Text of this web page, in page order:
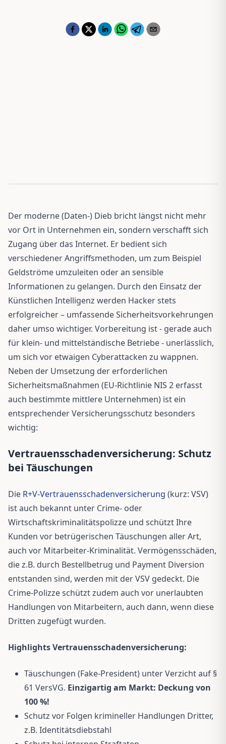
Der moderne (Daten-) Dieb bricht längst nicht mehr
vor Ort in Unternehmen ein, sondern verschafft sich
Zugang über das Internet. Er bedient sich
verschiedener Angriffsmethoden, um zum Beispiel
Geldströme umzuleiten oder an sensible
Informationen zu gelangen. Durch den Einsatz der
Künstlichen Intelligenz werden Hacker stets
erfolgreicher – umfassende Sicherheitsvorkehrungen
daher umso wichtiger. Vorbereitung ist - gerade auch
für klein- und mittelständische Betriebe - unerlässlich,
um sich vor etwaigen Cyberattacken zu wappnen.
Neben der Umsetzung der erforderlichen
Sicherheitsmaßnahmen (EU-Richtlinie NIS 2 erfasst
auch bestimmte mittlere Unternehmen) ist ein
entsprechender Versicherungsschutz besonders
wichtig:
Vertrauensschadenversicherung: Schutz
bei Täuschungen
Die R+V-Vertrauensschadenversicherung (kurz: VSV)
ist auch bekannt unter Crime- oder
Wirtschaftskriminalitätspolizze und schützt Ihre
Kunden vor betrügerischen Täuschungen aller Art,
auch vor Mitarbeiter-Kriminalität. Vermögensschäden,
die z.B. durch Bestellbetrug und Payment Diversion
entstanden sind, werden mit der VSV gedeckt. Die
Crime-Polizze schützt zudem auch vor unerlaubten
Handlungen von Mitarbeitern, auch dann, wenn diese
Dritten zugefügt wurden.
Highlights Vertrauensschadenversicherung:
Täuschungen (Fake-President) unter Verzicht auf §
61 VersVG. Einzigartig am Markt: Deckung von
100 %!
Schutz vor Folgen krimineller Handlungen Dritter,
z.B. Identitätsdiebstahl